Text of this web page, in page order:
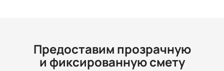
Предоставим прозрачную
и фиксированную смету